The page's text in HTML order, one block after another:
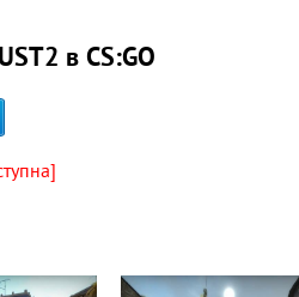
в CS:GO